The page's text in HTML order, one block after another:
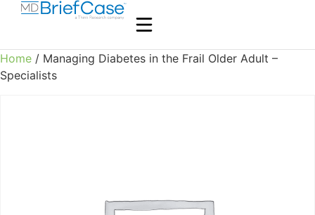
Home / Managing Diabetes in the Frail Older Adult –
Specialists